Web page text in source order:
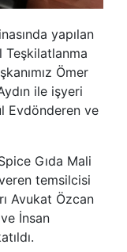
yapılan
Teşkilatlanma
Ömer
ile işyeri
Evdönderen ve
Gıda Mali
temsilcisi
Avukat Özcan
İnsan